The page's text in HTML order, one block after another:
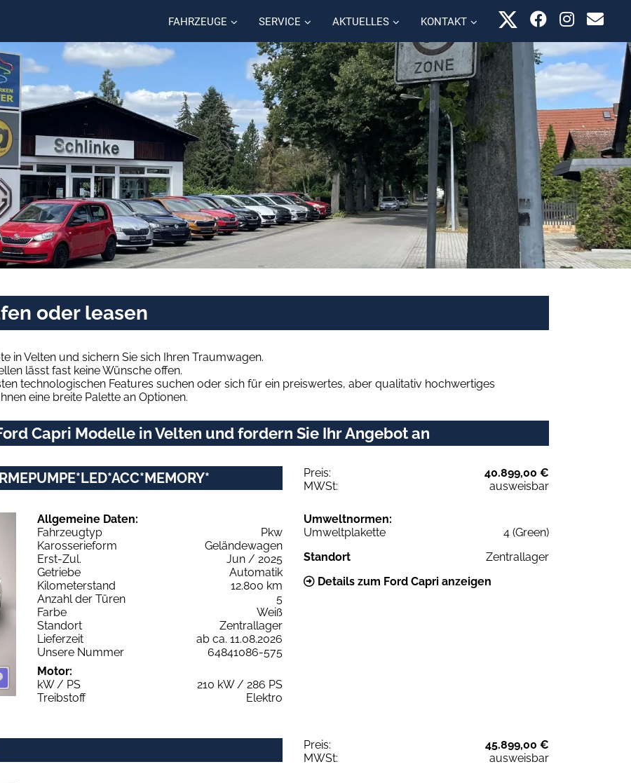
FAHRZEUGE SERVICE AKTUELLES KONTAKT
oder leasen
in Velten und sichern Sie sich Ihren Traumwagen.
lässt fast keine Wünsche offen.
technologischen Features suchen oder sich für ein preiswertes, aber qualitativ hochwertiges
eine breite Palette an Optionen.
Capri Modelle in Velten und fordern Sie Ihr Angebot an
Preis:
40.899,00 €
MWSt:
ausweisbar
Allgemeine Daten:
Fahrzeugtyp
Pkw
Karosserieform
Geländewagen
Erst-Zul.
Jun / 2025
Getriebe
Automatik
Kilometerstand
12.800 km
Anzahl der Türen
5
Farbe
Weiß
Standort
Zentrallager
Lieferzeit
ab ca. 11.08.2026
Unsere Nummer
64841086-575
Motor:
kW / PS
210 kW / 286 PS
Treibstoff
Elektro
Umweltnormen:
Umweltplakette
4 (Green)
Standort
Zentrallager
Details zum Ford Capri anzeigen
Preis:
45.899,00 €
MWSt:
ausweisbar